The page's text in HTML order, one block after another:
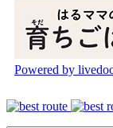
Powered by